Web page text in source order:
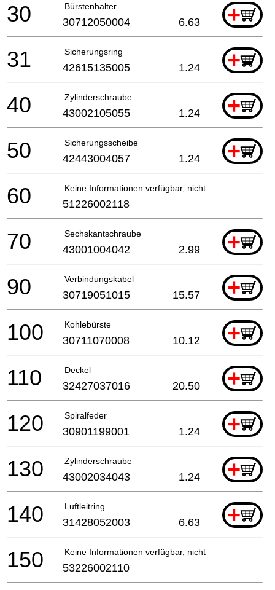
Bürstenhalter +
30 30712050004 6.63
Sicherungsring +
31 42615135005 1.24
Zylinderschraube +
40 43002105055 1.24
Sicherungsscheibe +
50 42443004057 1.24
Keine Informationen verfügbar, nicht bestellbar
60 51226002118
Sechskantschraube +
70 43001004042 2.99
Verbindungskabel +
90 30719051015 15.57
Kohlebürste +
100 30711070008 10.12
Deckel +
110 32427037016 20.50
Spiralfeder +
120 30901199001 1.24
Zylinderschraube +
130 43002034043 1.24
Luftleitring +
140 31428052003 6.63
Keine Informationen verfügbar, nicht bestellbar
150 53226002110